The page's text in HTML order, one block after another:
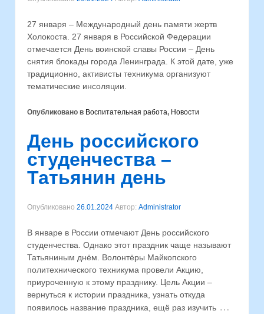
27 января – Международный день памяти жертв
Холокоста. 27 января в Российской Федерации
отмечается День воинской славы России – День
снятия блокады города Ленинграда. К этой дате, уже
традиционно, активисты техникума организуют
тематические инсоляции.
Опубликовано в Воспитательная работа, Новости
День российского
студенчества –
Татьянин день
Опубликовано 26.01.2024 Автор: Administrator
В январе в России отмечают День российского
студенчества. Однако этот праздник чаще называют
Татьяниным днём. Волонтёры Майкопского
политехнического техникума провели Акцию,
приуроченную к этому празднику. Цель Акции –
вернуться к истории праздника, узнать откуда
появилось название праздника, ещё раз изучить …